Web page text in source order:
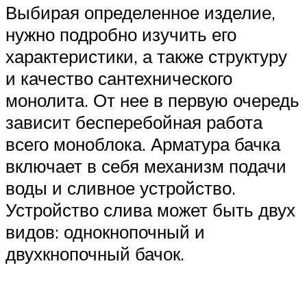
Выбирая определенное изделие,
нужно подробно изучить его
характеристики, а также структуру
и качество сантехнического
монолита. От нее в первую очередь
зависит бесперебойная работа
всего моноблока. Арматура бачка
включает в себя механизм подачи
воды и сливное устройство.
Устройство слива может быть двух
видов: однокнопочный и
двухкнопочный бачок.